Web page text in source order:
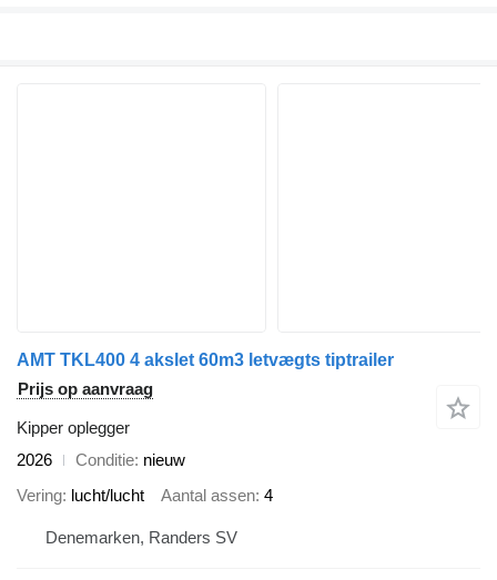
AMT TKL400 4 akslet 60m3 letvægts tiptrailer
Prijs op aanvraag
Kipper oplegger
2026
Conditie nieuw
Vering lucht/lucht Aantal assen 4
Denemarken, Randers SV